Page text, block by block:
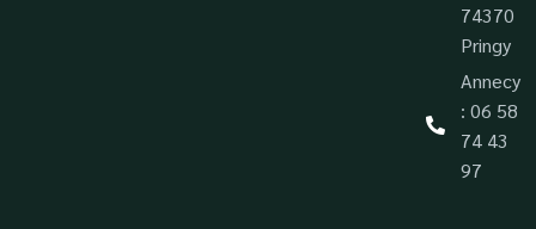
74370
Pringy
Annecy
: 06 58
74 43
97